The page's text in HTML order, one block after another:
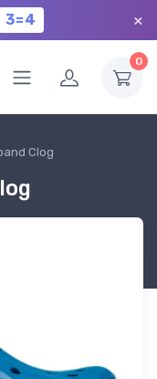
3=4 ×
0
Clog